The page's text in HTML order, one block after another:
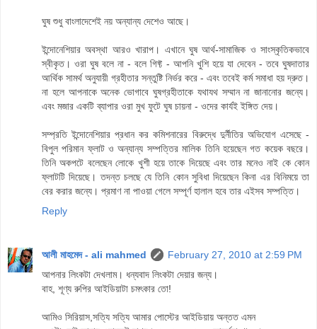
ঘুষ শুধু বাংলাদেশেই নয় অন্যান্য দেশেও আছে।
ইন্দোনেশিয়ার অবস্থা আরও খারাপ। এখানে ঘুষ আর্থ-সামাজিক ও সাংস্কৃতিকভাবে
স্বীকৃত। ওরা ঘুষ বলে না - বলে গিফ্ট - আপনি খুশি হয়ে যা দেবেন - তবে ঘুষদাতার
আর্থিক সামর্থ অনুযায়ী গ্রহীতার সন্তুষ্টি নির্ভর করে - এবং তবেই কর্ম সমাধা হয় দ্রুত।
না হলে আপনাকে অনেক ভোগাবে ঘুষগ্রহীতাকে যথাযথ সম্মান না জানানোর জন্যে।
এবং মজার একটি ব্যাপার ওরা মুখ ফুটে ঘুষ চায়না - ওদের কার্যই ইঙ্গিত দেয়।
সম্প্রতি ইন্দোনেশিয়ার প্রধান কর কমিশনারের বিরুদ্ধে দুর্নীতির অভিযোগ এসেছে -
বিপুল পরিমান ফ্লাট ও অন্যান্য সম্পত্তির মালিক তিনি হয়েছেন গত কয়েক বছরে।
তিনি অকপটে বলেছেন লোকে খুশী হয়ে তাকে দিয়েছে এবং তার মনেও নাই কে কোন
ফ্লাটটি দিয়েছে। তদন্ত চলছে যে তিনি কোন সুবিধা দিয়েছেন কিনা এর বিনিময়ে তা
বের করার জন্যে। প্রমাণ না পাওয়া গেলে সম্পূর্ণ হালাল হবে তার এইসব সম্পত্তি।
Reply
আলী মাহমেদ - ali mahmed
February 27, 2010 at 2:59 PM
আপনার লিংকটা দেখলাম। ধন্যবাদ লিংকটা দেয়ার জন্য।
বাহ, শূণ্য রুপির আইডিয়াটা চমৎকার তো!
আমিও সিরিয়াস,সত্যি সত্যি আমার পোস্টের আইডিয়ায় অন্তত এমন